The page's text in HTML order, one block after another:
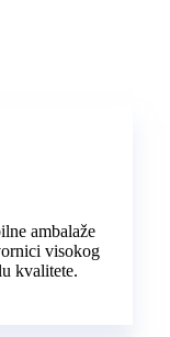
ambalaže
visokog
kvalitete.